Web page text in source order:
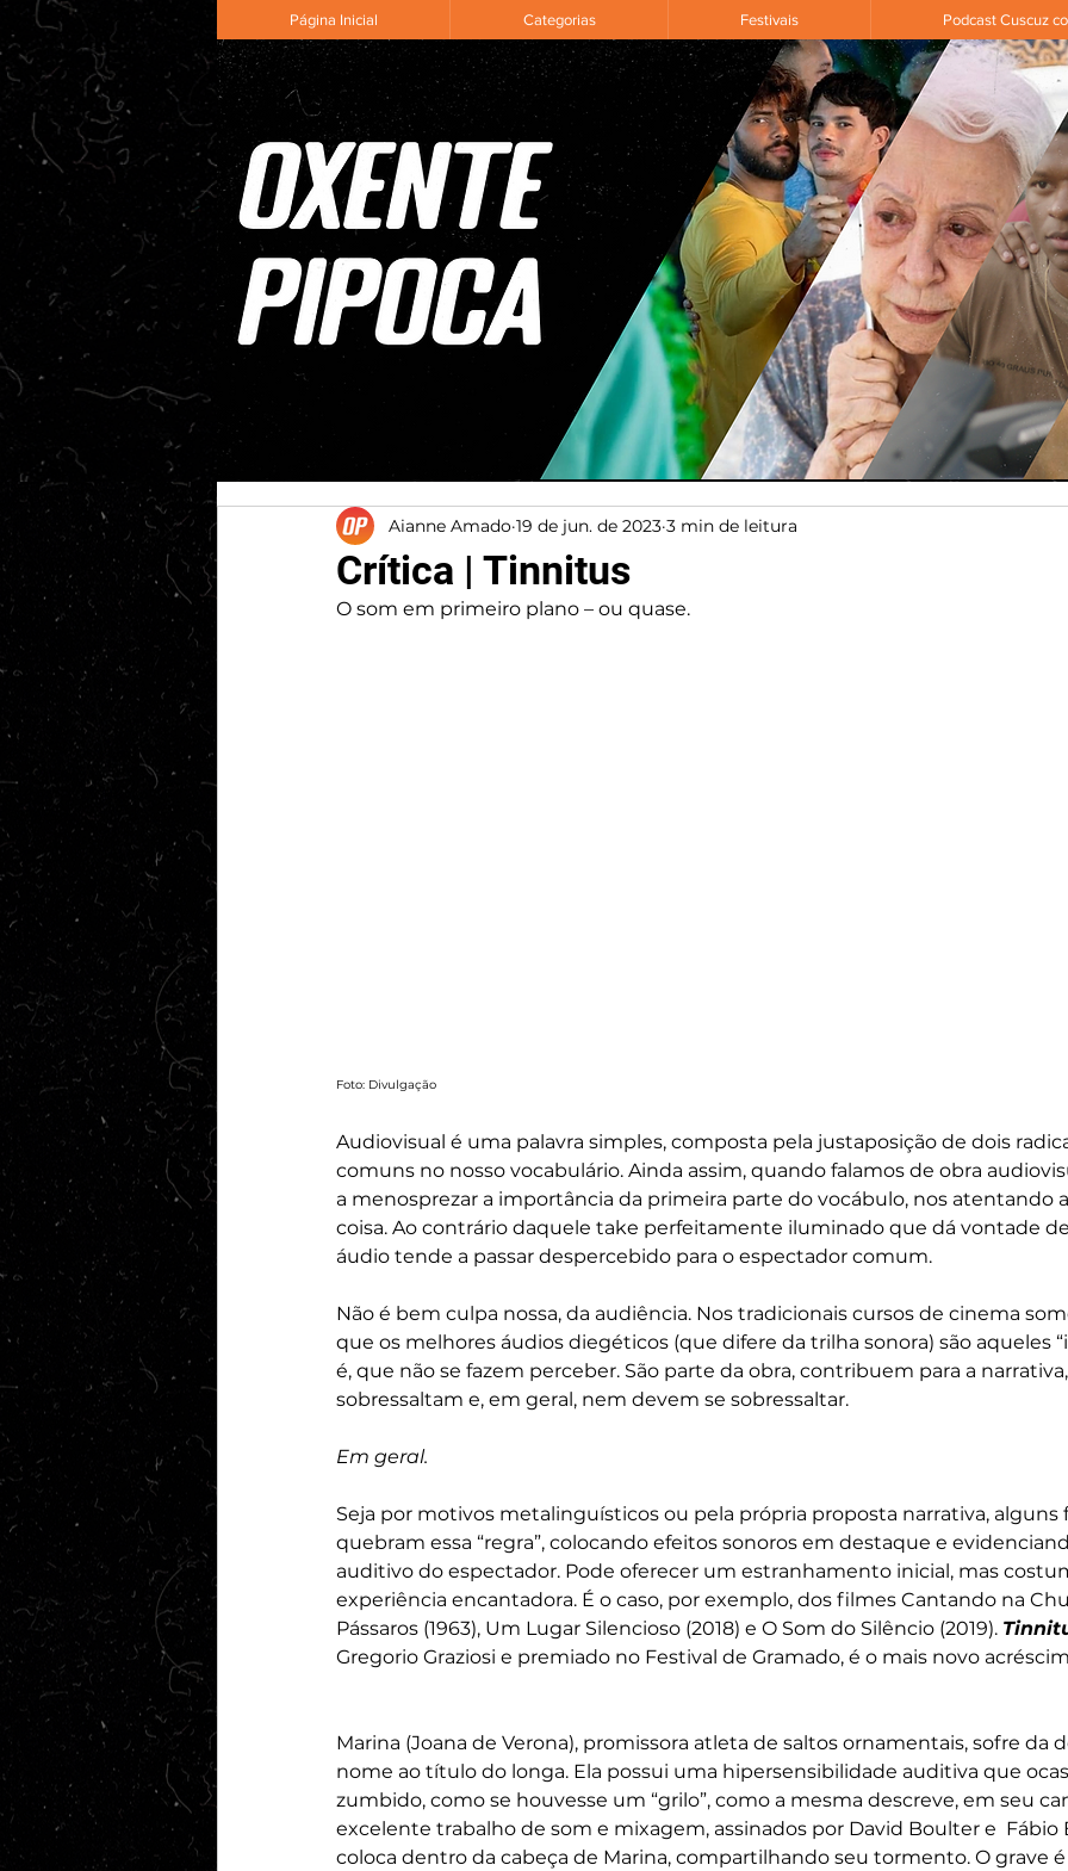
Página Inicial Categorias Festivais Podcast Cuscuz
Crítica | Tinnitus
Aianne Amado 19 de jun. de 2023 3 min de leitura
O som em primeiro plano – ou quase.
Foto: Divulgação
Audiovisual é uma palavra simples, composta pela justaposição de dois
comuns no nosso vocabulário. Ainda assim, quando falamos de obra
a menosprezar a importância da primeira parte do vocábulo, nos atentando
coisa. Ao contrário daquele take perfeitamente iluminado que dá vontade
áudio tende a passar despercebido para o espectador comum.
Não é bem culpa nossa, da audiência. Nos tradicionais cursos de cinema
que os melhores áudios diegéticos (que difere da trilha sonora) são aqueles
é, que não se fazem perceber. São parte da obra, contribuem para a
sobressaltam e, em geral, nem devem se sobressaltar.
Em geral.
Seja por motivos metalinguísticos ou pela própria proposta narrativa, alguns
quebram essa “regra”, colocando efeitos sonoros em destaque e
auditivo do espectador. Pode oferecer um estranhamento inicial, mas
experiência encantadora. É o caso, por exemplo, dos filmes Cantando na
Pássaros (1963), Um Lugar Silencioso (2018) e O Som do Silêncio (2019).
Gregorio Graziosi e premiado no Festival de Gramado, é o mais novo
Marina (Joana de Verona), promissora atleta de saltos ornamentais, sofre da
nome ao título do longa. Ela possui uma hipersensibilidade auditiva que
zumbido, como se houvesse um “grilo”, como a mesma descreve, em seu
excelente trabalho de som e mixagem, assinados por David Boulter e  Fábio
coloca dentro da cabeça de Marina, compartilhando seu tormento. O grave